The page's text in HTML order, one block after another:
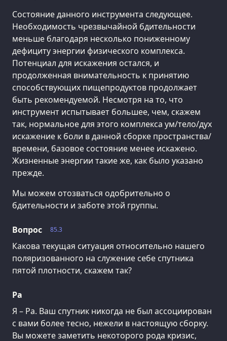
Состояние данного инструмента следующее.
Необходимость чрезвычайной бдительности
меньше благодаря несколько пониженному
дефициту энергии физического комплекса.
Потенциал для искажения остался, и
продолженная внимательность к принятию
способствующих пищепродуктов продолжает
быть рекомендуемой. Несмотря на то, что
инструмент испытывает большее, чем, скажем
так, нормальное для этого комплекса ум/тело/дух
искажение к боли в данной сборке пространства/
времени, базовое состояние менее искажено.
Жизненные энергии такие же, как было указано
прежде.
Мы можем отозваться одобрительно о
бдительности и заботе этой группы.
85.3
Вопрос
Какова текущая ситуация относительно нашего
поляризованного на служение себе спутника
пятой плотности, скажем так?
Ра
Я – Ра. Ваш спутник никогда не был ассоциирован
с вами более тесно, нежели в настоящую сборку.
Вы можете заметить некоторого рода кризис,